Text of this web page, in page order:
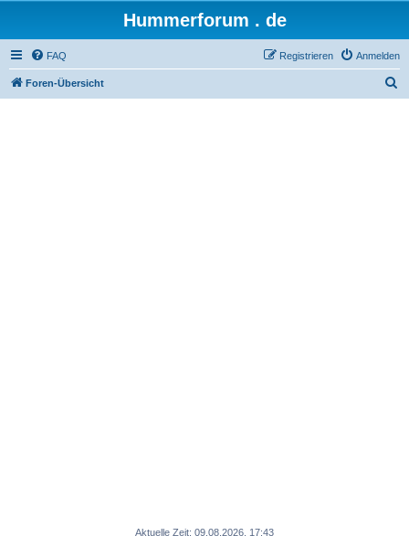
Hummerforum . de
FAQ Anmelden
Registrieren
Foren-Übersicht
Aktuelle Zeit: 09.08.2026, 17:43